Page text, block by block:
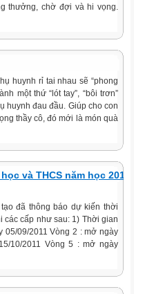
thưởng, chờ đợi và hi vọng.
huynh rỉ tai nhau sẽ “phong
một thứ “lót tay”, “bôi trơn”
huynh đau đầu. Giúp cho con
thầy cô, đó mới là món quà
và THCS năm học 2011
đã thông báo dự kiến thời
các cấp như sau: 1) Thời gian
05/09/2011 Vòng 2 : mở ngày
10/2011 Vòng 5 : mở ngày